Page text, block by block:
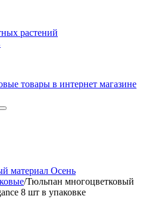
растений
товары в интернет магазине
материал Осень
/Тюльпан многоцветковый
8 шт в упаковке